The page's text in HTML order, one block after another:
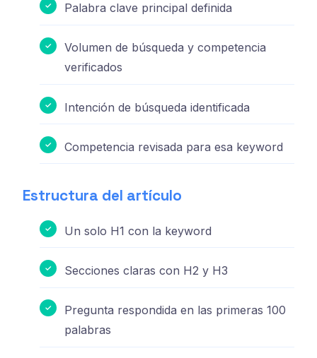
Palabra clave principal definida
Volumen de búsqueda y competencia
verificados
Intención de búsqueda identificada
Competencia revisada para esa keyword
Estructura del artículo
Un solo H1 con la keyword
Secciones claras con H2 y H3
Pregunta respondida en las primeras 100
palabras